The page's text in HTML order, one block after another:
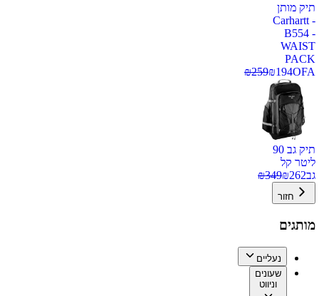
תיק מותן
Carhartt -
B554 -
WAIST
PACK
OFA
₪194
₪259
תיק גב 90
ליטר קל
גב
₪262
₪349
חזור
מותגים
נעליים
שעונים
וניווט